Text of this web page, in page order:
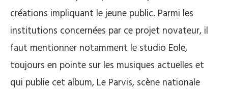
créations impliquant le jeune public. Parmi les
institutions concernées par ce projet novateur, il
faut mentionner notamment le studio Eole,
toujours en pointe sur les musiques actuelles et
qui publie cet album, Le Parvis, scène nationale